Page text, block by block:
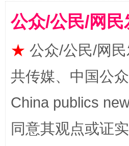
公众/公民/网
★ 公众/公民/网
共传媒、中国公
China publics
同意其观点或证